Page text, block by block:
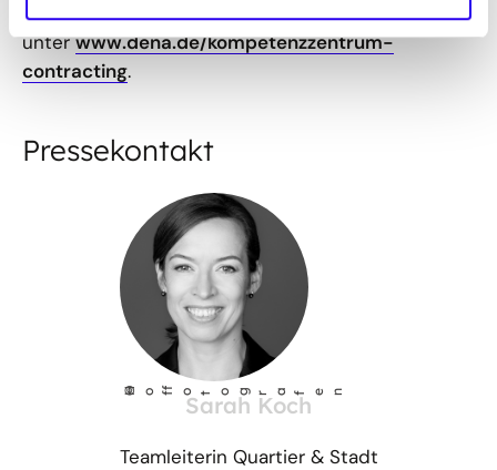
Energiespar-Contracting sowie zur Bewerbung
unterwww.dena.de/kompetenzzentrum-
contracting.
Pressekontakt
©
Ho f
fotog r
a fen
Sarah Koch
Teamleiterin Quartier & Stadt